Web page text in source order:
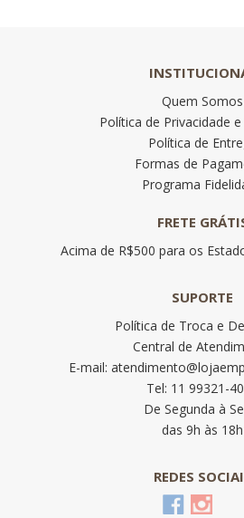
Quem Somos
Política de Privacidade
Política de
Formas de
Programa
FRETE
Acima de R$500 para os
SUPORTE
Política de Troca e
Central de
E-mail:
Tel: 11 99321-
De Segunda à
das 9h às 18h
REDES